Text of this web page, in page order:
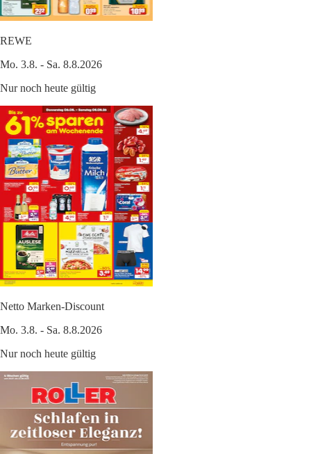
REWE
Mo. 3.8. - Sa. 8.8.2026
Nur noch heute gültig
Netto Marken-Discount
Mo. 3.8. - Sa. 8.8.2026
Nur noch heute gültig